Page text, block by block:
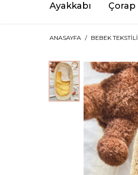
Ayakkabı Çorap
ANASAYFA BEBEK TEKSTILI